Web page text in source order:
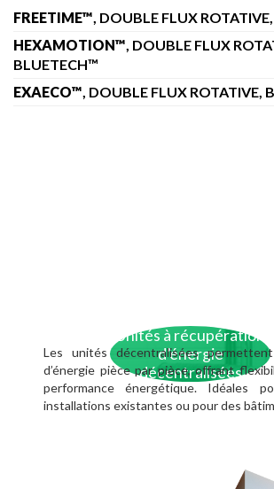
FREETIME™, DOUBLE FLUX
HEXAMOTION™, DOUBLE FLUX
BLUETECH™
EXAECO™, DOUBLE FLUX ROTATIVE,
Unités à récupération
d’énergie
décentralisées
Les unités décentralisées
d’énergie pièce par pièce, offrant
performance énergétique. Idéales
installations existantes ou pour des